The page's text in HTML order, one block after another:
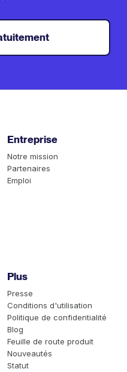
Entreprise
Notre mission
Partenaires
Emploi
Plus
Presse
Conditions d'utilisation
Politique de confidentialité
Blog
Feuille de route produit
Nouveautés
Statut